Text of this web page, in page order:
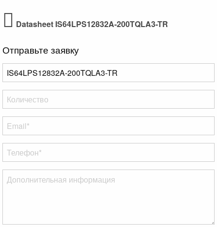
Datasheet IS64LPS12832A-200TQLA3-TR
Отправьте заявку